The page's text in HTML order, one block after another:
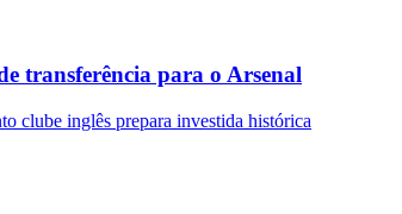
transferência para o Arsenal
clube inglês prepara investida histórica